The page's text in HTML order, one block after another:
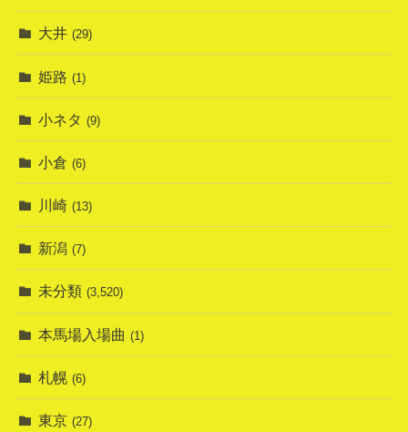
大井 (29)
姫路 (1)
小ネタ (9)
小倉 (6)
川崎 (13)
新潟 (7)
未分類 (3,520)
本馬場入場曲 (1)
札幌 (6)
東京 (27)